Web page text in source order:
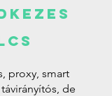
proxy, smart
de